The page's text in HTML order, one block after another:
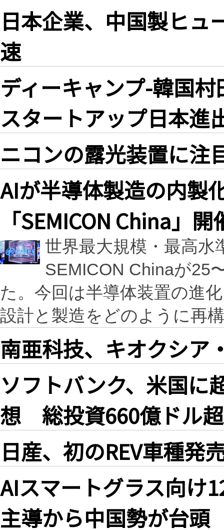
日本企業、中国製ヒュ
速
ディーキャンプ-韓国
スタートアップ日本進
ニコンの露光装置に注
AIが半導体製造の内製
「SEMICON China」開
世界最大規模・最高水
SEMICON Chinaが25
た。今回は半導体装置の進
設計と製造をどのように再
南亜科技、キオクシア
ソフトバンク、米国に
想 総投資660億ドル超
日産、初のREV車種
AIスマートグラス向け
主導から中国勢が台頭